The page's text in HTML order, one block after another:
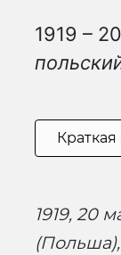
1919 –
1919, 20